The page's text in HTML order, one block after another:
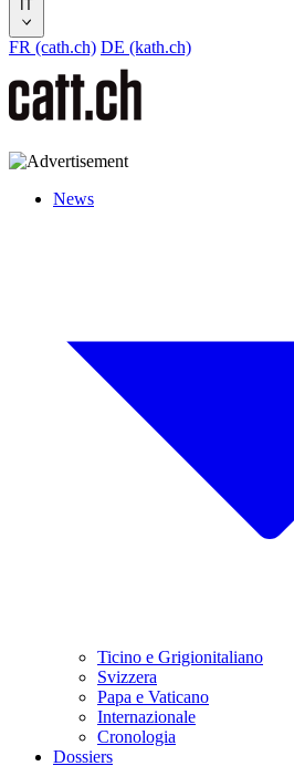
IT
FR (cath.ch) DE (kath.ch)
News
Ticino e Grigionitaliano
Svizzera
Papa e Vaticano
Internazionale
Cronologia
Dossiers